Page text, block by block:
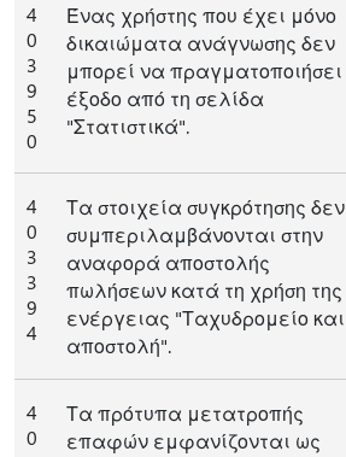
4
0
3
9
5
0
Ένας χρήστης που έχει μόνο
δικαιώματα ανάγνωσης δεν
μπορεί να πραγματοποιήσει
έξοδο από τη σελίδα
"Στατιστικά".
4
0
3
3
9
4
Τα στοιχεία συγκρότησης δεν
συμπεριλαμβάνονται στην
αναφορά αποστολής
πωλήσεων κατά τη χρήση της
ενέργειας "Ταχυδρομείο και
αποστολή".
4
0
Τα πρότυπα μετατροπής
επαφών εμφανίζονται ως